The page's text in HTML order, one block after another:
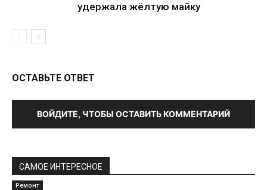
удержала жёлтую майку
ОСТАВЬТЕ ОТВЕТ
ВОЙДИТЕ, ЧТОБЫ ОСТАВИТЬ КОММЕНТАРИЙ
САМОЕ ИНТЕРЕСНОЕ
Ремонт